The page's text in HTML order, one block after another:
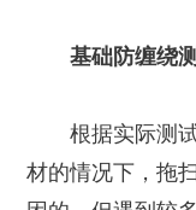
基础防缠绕
根据实际测
材的情况下，拖